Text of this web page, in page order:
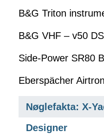
B&G Triton
B&G VHF – v50
Side-Power SR80
Eberspächer
Nøglefakta: X-
Designer